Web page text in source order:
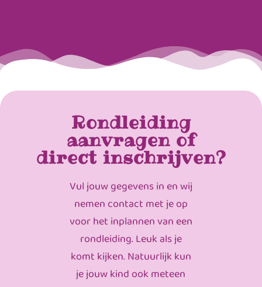
Rondleiding
aanvragen of
direct inschrijven?
Vul jouw gegevens in en wij
nemen contact met je op
voor het inplannen van een
rondleiding. Leuk als je
komt kijken. Natuurlijk kun
je jouw kind ook meteen